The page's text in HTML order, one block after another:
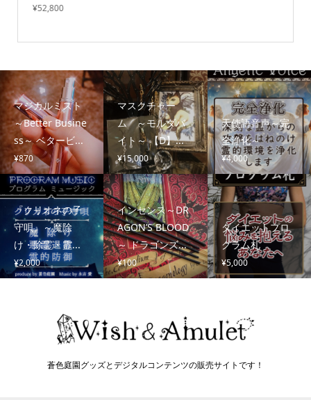
¥52,800
マジカルミスト
～Better Busine
ss～ ベタービ...
¥870
マスクチャー
ム ～モルダバ
イト～ 【D】...
¥15,000
天使語音声～完
全浄化～
¥4,000
『クリオネの子
守唄』～魔除
け・除霊・霊...
¥2,000
インセンス～DR
AGON’S BLOOD
～ ドラゴンズ...
¥100
ダイエットプロ
グラム札
¥5,000
蒼色庭園グッズとデジタルコンテンツの販売サイトです！